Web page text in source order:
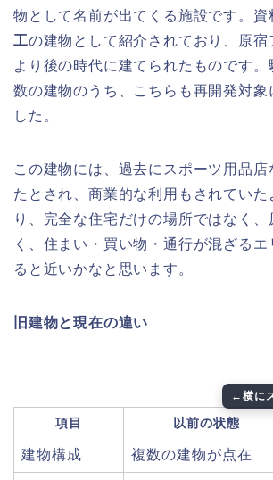
物として名前が出てくる施設です。資
工の建物として紹介されており、原宿
より後の時代に建てられたものです。
数の建物のうち、こちらも再開発対象
した。
この建物には、過去にスポーツ用品店
たとされ、商業的な利用もされていた
り、完全な住宅だけの場所ではなく、
く、住まい・買い物・通行が混ざるエ
ると近いかなと思います。
旧建物と現在の違い
項目 以前の状態
建物構成 複数の建物が点在